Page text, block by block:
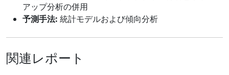
アップ分析の併用
予測手法: 統計モデルおよび傾向分析
関連レポート